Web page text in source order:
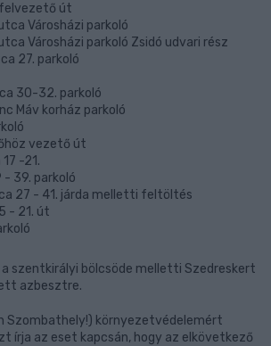
út
Városházi parkoló
Városházi parkoló Zsidó udvari rész
27. parkoló
30-32. parkoló
Máv korház parkoló
vezető út
-21.
- 39. parkoló
27 - 41. járda melletti feltöltés
- 21. út
a szentkirályi bölcsöde melletti Szedreskert
azbesztre.
Szombathely!) környezetvédelemért
írja az eset kapcsán, hogy az elkövetkező